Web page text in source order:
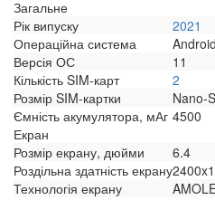
Загальне
Рік випуску
2021
Операційна система
Android
Версія ОС
11
Кількість SIM-карт
2
Розмір SIM-картки
Nano-
Ємність акумулятора, мАг 4500
Екран
Розмір екрану, дюйми
6.4
Роздільна здатність екрану
Технологія екрану